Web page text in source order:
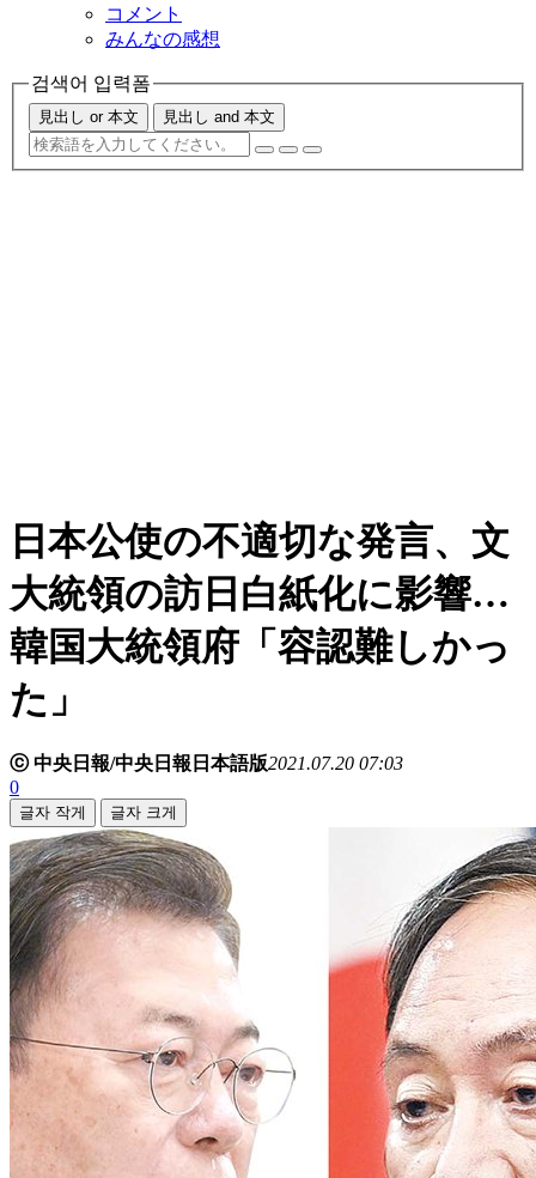
コメント
みんなの感想
검색어 입력폼
見出し or 本文 見出し and 本文
日本公使の不適切な発言、文
大統領の訪日白紙化に影響…
韓国大統領府「容認難しかっ
た」
ⓒ 中央日報/中央日報日本語版2021.07.20 07:03
0
글자 작게 글자 크게